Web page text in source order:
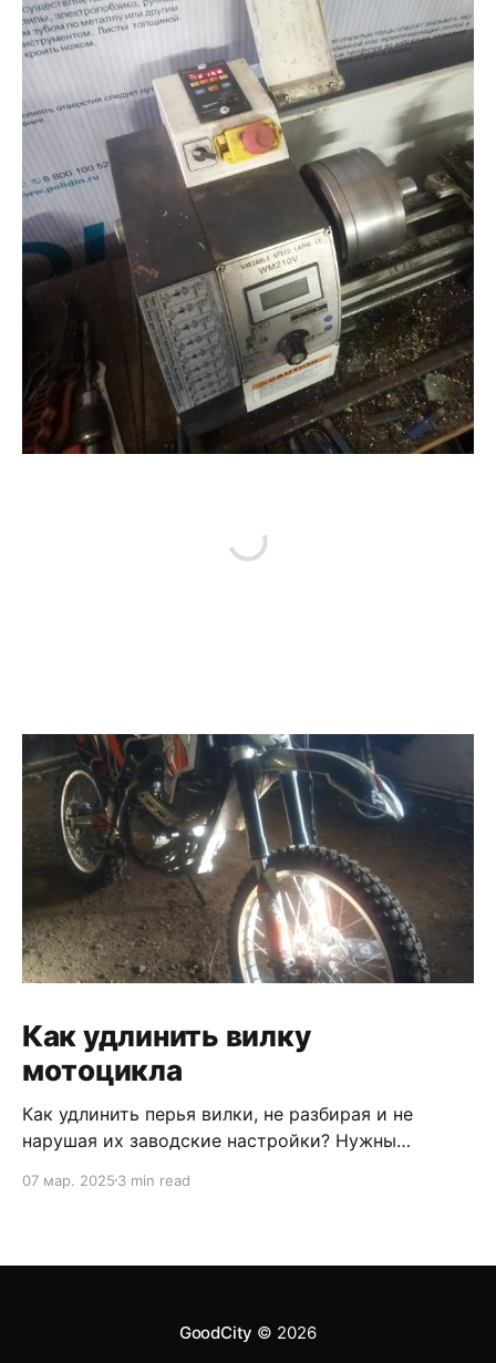
Как удлинить вилку
мотоцикла
Как удлинить перья вилки, не разбирая и не
нарушая их заводские настройки? Нужны
не понятные конструкции, которые
хомутом. Как по мне такой вид удлинения полная
07 мар. 2025 3 min read
GoodCity © 2026